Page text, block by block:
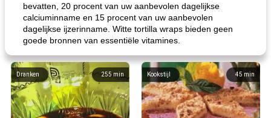
bevatten, 20 procent van uw aanbevolen dagelijkse
calciuminname en 15 procent van uw aanbevolen
dagelijkse ijzerinname. Witte tortilla wraps bieden geen
goede bronnen van essentiële vitamines.
255min
Dranken 45 min
Kookstijl